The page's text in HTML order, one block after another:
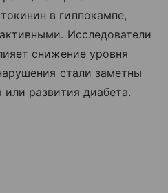
в гиппокампе,
Исследователи
снижение уровня
стали заметны
или развития диабета.